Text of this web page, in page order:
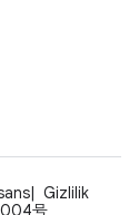
Gizlilik
号